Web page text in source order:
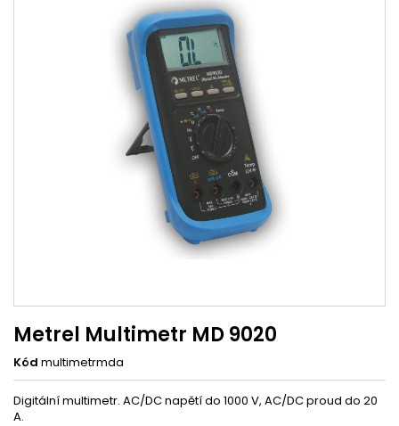
Metrel Multimetr MD 9020
Kód multimetrmda
Digitální multimetr. AC/DC napětí do 1000 V, AC/DC proud do 20
A.